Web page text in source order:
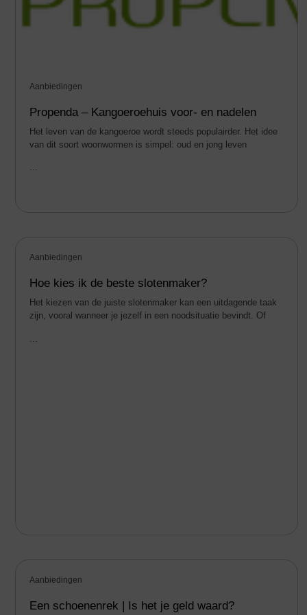
Aanbiedingen
Propenda – Kangoeroehuis voor- en nadelen
Het leven van de kangoeroe wordt steeds populairder. Het idee
van dit soort woonwormen is simpel: oud en jong leven
...
Aanbiedingen
Hoe kies ik de beste slotenmaker?
Het kiezen van de juiste slotenmaker kan een uitdagende taak
zijn, vooral wanneer je jezelf in een noodsituatie bevindt. Of
Aanbiedingen
Een schoenenrek | Is het je geld waard?